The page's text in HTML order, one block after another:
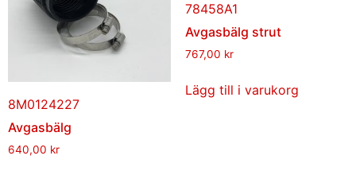
8M0124227
Avgasbälg
640,00 kr
78458A1
Avgasbälg strut
767,00 kr
Lägg till i varukorg